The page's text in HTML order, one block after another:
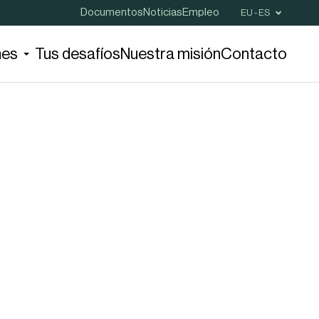
Documentos Noticias Empleo EU - ES
Tus desafíosNuestra misiónContacto